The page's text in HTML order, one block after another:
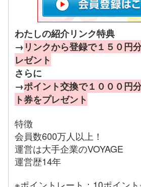
わたしの紹介リンク特典
→ リンクから登録で１５０円
レゼント
さらに
→ポイント交換で１０００円
ト券をプレゼント
特徴
会員数600万人以上！
運営は大手企業のVOYAGE
運営歴14年